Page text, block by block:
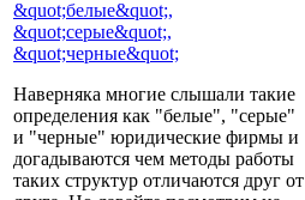
Наверняка многие слышали такие
определения как "белые", "серые"
и "черные" юридические фирмы и
догадываются чем методы работы
таких структур отличаются друг от